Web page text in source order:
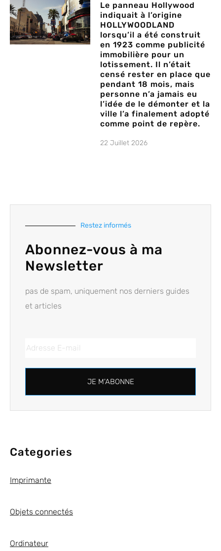
Le panneau Hollywood
indiquait à l’origine
HOLLYWOODLAND
lorsqu’il a été construit
en 1923 comme publicité
immobilière pour un
lotissement. Il n’était
censé rester en place que
pendant 18 mois, mais
personne n’a jamais eu
l’idée de le démonter et la
ville l’a finalement adopté
comme point de repère.
22 Juillet 2026
Restez informés
Abonnez-vous à ma
Newsletter
pas de spam, uniquement nos derniers guides
et articles
JE M'ABONNE
Categories
Imprimante
Objets connectés
Ordinateur